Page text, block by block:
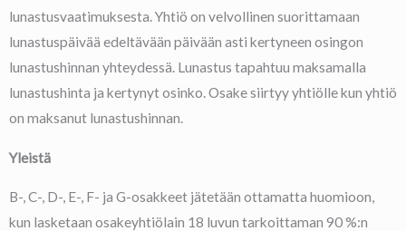
lunastusvaatimuksesta. Yhtiö on velvollinen suorittamaan
lunastuspäivää edeltävään päivään asti kertyneen osingon
lunastushinnan yhteydessä. Lunastus tapahtuu maksamalla
lunastushinta ja kertynyt osinko. Osake siirtyy yhtiölle kun yhtiö
on maksanut lunastushinnan.
Yleistä
B-, C-, D-, E-, F- ja G-osakkeet jätetään ottamatta huomioon,
kun lasketaan osakeyhtiölain 18 luvun tarkoittaman 90 %:n